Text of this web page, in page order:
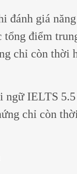
đánh giá
tổng điểm
chỉ còn thời
ngữ IELTS
chỉ còn